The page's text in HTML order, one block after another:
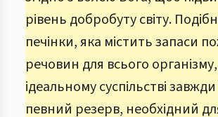
рівень добробуту світу.
печінки, яка містить запаси
речовин для всього
ідеальному суспільстві
певний резерв, необхідний